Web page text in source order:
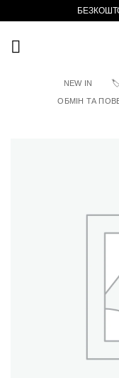
NEW IN
ОБМІН ТА